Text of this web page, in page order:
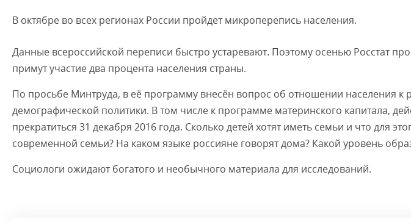
В октябре во всех регионах России пройдет микроперепись населения.
Данные всероссийской переписи быстро устаревают. Поэтому осенью Росстат
примут участие два процента населения страны.
По просьбе Минтруда, в её программу внесён вопрос об отношении населения
демографической политики. В том числе к программе материнского капитала,
прекратиться 31 декабря 2016 года. Сколько детей хотят иметь семьи и что для
современной семьи? На каком языке россияне говорят дома? Какой уровень
Социологи ожидают богатого и необычного материала для исследований.